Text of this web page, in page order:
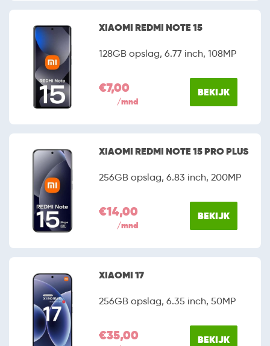
XIAOMI REDMI NOTE 15
128GB opslag, 6.77 inch, 108MP
€7,00
/mnd
BEKIJK
XIAOMI REDMI NOTE 15 PRO PLUS
256GB opslag, 6.83 inch, 200MP
€14,00
/mnd
BEKIJK
XIAOMI 17
256GB opslag, 6.35 inch, 50MP
€35,00 BEKIJK